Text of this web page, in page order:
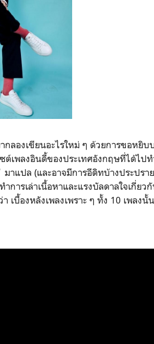
ลองเขียนอะไรใหม่ ๆ ด้วยการขอหยิบ
ต์เพลงอินดี้ของประเทศอังกฤษที่ได้ไปท
มาแปล (และอาจมีการอีดิทบ้างประปรา
ารเล่าเนื้อหาและแรงบัลดาลใจเกี่ยว
เบื้องหลังเพลงเพราะ ๆ ทั้ง 10 เพลงนั้น